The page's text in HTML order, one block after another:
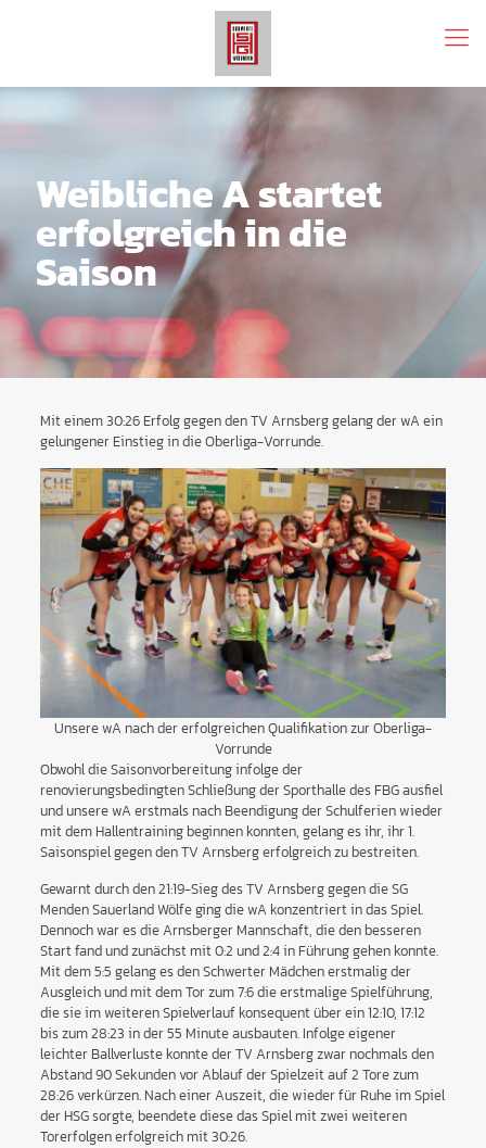
Weibliche A startet
erfolgreich in die
Saison
Mit einem 30:26 Erfolg gegen den TV Arnsberg gelang der wA ein
gelungener Einstieg in die Oberliga-Vorrunde.
Unsere wA nach der erfolgreichen Qualifikation zur Oberliga-
Vorrunde
Obwohl die Saisonvorbereitung infolge der
renovierungsbedingten Schließung der Sporthalle des FBG ausfiel
und unsere wA erstmals nach Beendigung der Schulferien wieder
mit dem Hallentraining beginnen konnten, gelang es ihr, ihr 1.
Saisonspiel gegen den TV Arnsberg erfolgreich zu bestreiten.
Gewarnt durch den 21:19-Sieg des TV Arnsberg gegen die SG
Menden Sauerland Wölfe ging die wA konzentriert in das Spiel.
Dennoch war es die Arnsberger Mannschaft, die den besseren
Start fand und zunächst mit 0:2 und 2:4 in Führung gehen konnte.
Mit dem 5:5 gelang es den Schwerter Mädchen erstmalig der
Ausgleich und mit dem Tor zum 7:6 die erstmalige Spielführung,
die sie im weiteren Spielverlauf konsequent über ein 12:10, 17:12
bis zum 28:23 in der 55 Minute ausbauten. Infolge eigener
leichter Ballverluste konnte der TV Arnsberg zwar nochmals den
Abstand 90 Sekunden vor Ablauf der Spielzeit auf 2 Tore zum
28:26 verkürzen. Nach einer Auszeit, die wieder für Ruhe im Spiel
der HSG sorgte, beendete diese das Spiel mit zwei weiteren
Torerfolgen erfolgreich mit 30:26.